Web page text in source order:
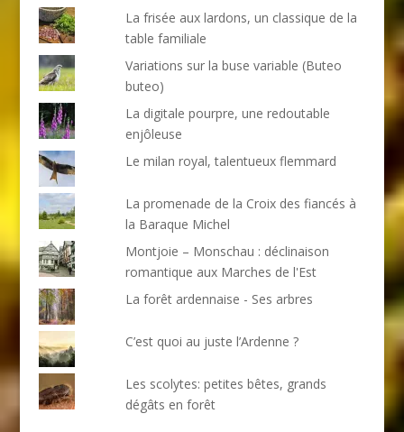
La frisée aux lardons, un classique de la
table familiale
Variations sur la buse variable (Buteo
buteo)
La digitale pourpre, une redoutable
enjôleuse
Le milan royal, talentueux flemmard
La promenade de la Croix des fiancés à
la Baraque Michel
Montjoie – Monschau : déclinaison
romantique aux Marches de l'Est
La forêt ardennaise - Ses arbres
C’est quoi au juste l’Ardenne ?
Les scolytes: petites bêtes, grands
dégâts en forêt